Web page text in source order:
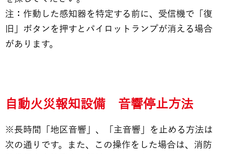
注：作動した感知器を特定する前に、受信機で「復
旧」ボタンを押すとパイロットランプが消える場合
があります。
自動火災報知設備 音響停止方法
※長時間「地区音響」、「主音響」を止める方法は
次の通りです。また、この操作をした場合は、消防